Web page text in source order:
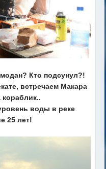
Кто подсунул?!
встречаем Макара
кораблик..
воды в реке
25 лет!